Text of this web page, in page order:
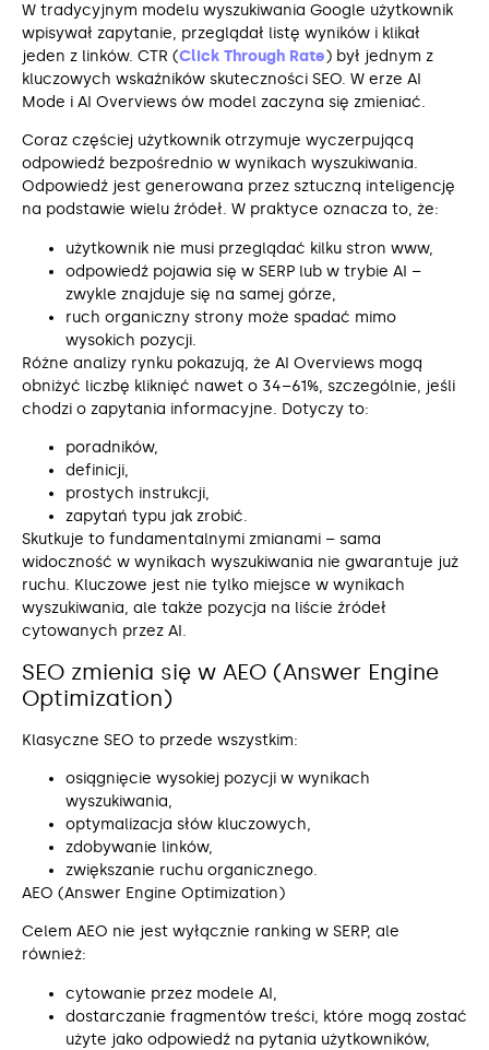
W tradycyjnym modelu wyszukiwania Google użytkownik
wpisywał zapytanie, przeglądał listę wyników i klikał
jeden z linków. CTR (Click Through Rate) był jednym z
kluczowych wskaźników skuteczności SEO. W erze AI
Mode i AI Overviews ów model zaczyna się zmieniać.
Coraz częściej użytkownik otrzymuje wyczerpującą
odpowiedź bezpośrednio w wynikach wyszukiwania.
Odpowiedź jest generowana przez sztuczną inteligencję
na podstawie wielu źródeł. W praktyce oznacza to, że:
użytkownik nie musi przeglądać kilku stron www,
odpowiedź pojawia się w SERP lub w trybie AI –
zwykle znajduje się na samej górze,
ruch organiczny strony może spadać mimo
wysokich pozycji.
Różne analizy rynku pokazują, że AI Overviews mogą
obniżyć liczbę kliknięć nawet o 34–61%, szczególnie, jeśli
chodzi o zapytania informacyjne. Dotyczy to:
poradników,
definicji,
prostych instrukcji,
zapytań typu jak zrobić.
Skutkuje to fundamentalnymi zmianami – sama
widoczność w wynikach wyszukiwania nie gwarantuje już
ruchu. Kluczowe jest nie tylko miejsce w wynikach
wyszukiwania, ale także pozycja na liście źródeł
cytowanych przez AI.
SEO zmienia się w AEO (Answer Engine
Optimization)
Klasyczne SEO to przede wszystkim:
osiągnięcie wysokiej pozycji w wynikach
wyszukiwania,
optymalizacja słów kluczowych,
zdobywanie linków,
zwiększanie ruchu organicznego.
AEO (Answer Engine Optimization)
Celem AEO nie jest wyłącznie ranking w SERP, ale
również:
cytowanie przez modele AI,
dostarczanie fragmentów treści, które mogą zostać
użyte jako odpowiedź na pytania użytkowników,